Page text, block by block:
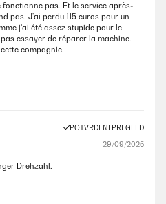
fonctionne pas. Et le service après-
pas. J'ai perdu 115 euros pour un
j'ai été assez stupide pour le
essayer de réparer la machine.
compagnie.
POTVRĐENI PREGLED
29/09/2025
Drehzahl.